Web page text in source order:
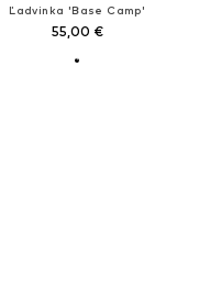
Ľadvinka 'Base Camp'
55,00 €